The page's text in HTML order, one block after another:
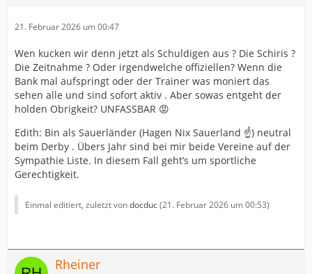
21. Februar 2026 um 00:47
Wen kucken wir denn jetzt als Schuldigen aus ? Die Schiris ?
Die Zeitnahme ? Oder irgendwelche offiziellen? Wenn die
Bank mal aufspringt oder der Trainer was moniert das
sehen alle und sind sofort aktiv . Aber sowas entgeht der
holden Obrigkeit? UNFASSBAR 😡
Edith: Bin als Sauerländer (Hagen Nix Sauerland ☝️) neutral
beim Derby . Übers Jahr sind bei mir beide Vereine auf der
Sympathie Liste. In diesem Fall geht’s um sportliche
Gerechtigkeit.
Einmal editiert, zuletzt vondocduc(21. Februar 2026 um 00:53)
Rheiner